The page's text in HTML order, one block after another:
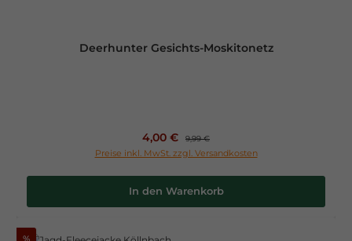
Deerhunter Gesichts-Moskitonetz
Verkaufspreis:
4,00 € Regulärer Preis:
9,99 €
Preise inkl. MwSt. zzgl. Versandkosten
In den Warenkorb
%